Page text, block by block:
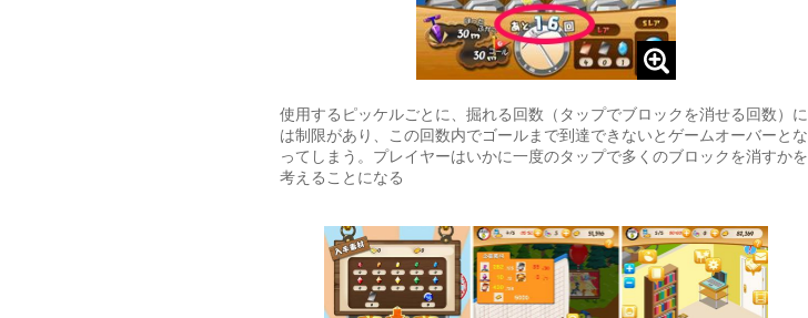
使用するピッケルごとに、掘れる回数（タップでブロックを消せる回数）に
は制限があり、この回数内でゴールまで到達できないとゲームオーバーとな
ってしまう。プレイヤーはいかに一度のタップで多くのブロックを消すかを
考えることになる